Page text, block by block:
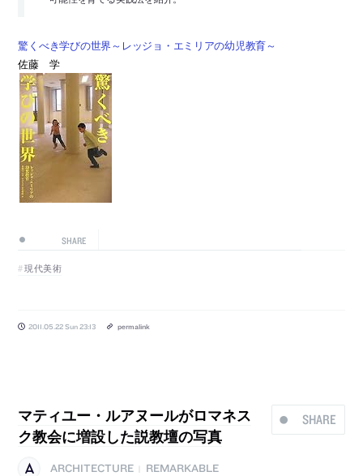
驚くべき学びの世界～レッジョ・エミリアの幼児教育～
佐藤 学
SHARE
現代美術
2011.05.22 Sun 23:13 permalink
SHARE
マティユー・ルアヌールがロマネス
ク教会に増設した説教壇の写真
ARCHITECTURE REMARKABLE